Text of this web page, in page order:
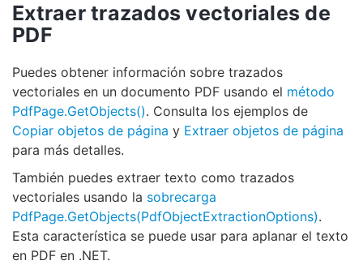
Extraer trazados vectoriales de
PDF
Puedes obtener información sobre trazados
vectoriales en un documento PDF usando el método
PdfPage.GetObjects(). Consulta los ejemplos de
Copiar objetos de página y Extraer objetos de página
para más detalles.
También puedes extraer texto como trazados
vectoriales usando la sobrecarga
PdfPage.GetObjects(PdfObjectExtractionOptions).
Esta característica se puede usar para aplanar el texto
en PDF en .NET.